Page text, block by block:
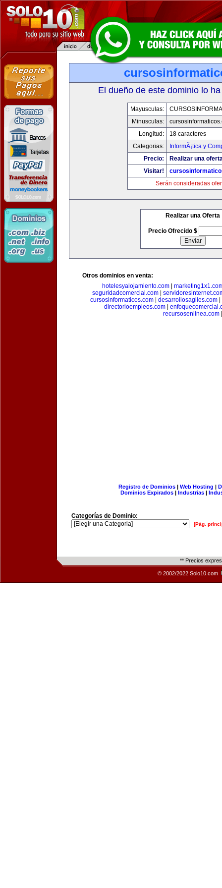
El dueño de este dominio lo
Mayusculas:
Minusculas:
Longitud:
18 caracteres
Categorias:
InformÃ¡tica y
Precio:
Realizar una
Visitar!
Serán consideradas
Realizar una Oferta
Precio Ofrecido $
Otros dominios en venta:
hotelesyalojamiento.com|
seguridadcomercial.com|
cursosinformaticos.com
desarrollosagiles.com
directorioempleos.com
recursosenlinea.com
Registro de Dominios| Web Hosting |
Dominios Expirados | Industrias |
Categorías de Dominio:
[Pág.
** Precios
© 2002/2022 Solo10.com